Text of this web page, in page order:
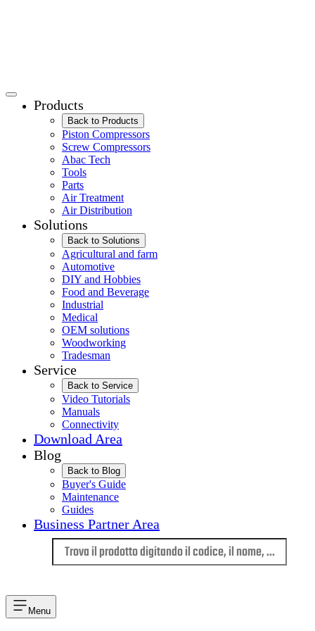
Products
Back to Products
Piston Compressors
Screw Compressors
Abac Tech
Tools
Parts
Air Treatment
Air Distribution
Solutions
Back to Solutions
Agricultural and farm
Automotive
DIY and Hobbies
Food and Beverage
Industrial
Medical
OEM solutions
Woodworking
Tradesman
Service
Back to Service
Video Tutorials
Manuals
Connectivity
Download Area
Blog
Back to Blog
Buyer's Guide
Maintenance
Guides
Business Partner Area
Menu